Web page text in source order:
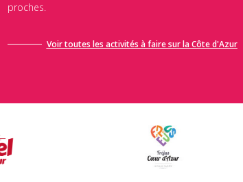
proches.
Voir toutes les activités à faire sur la Côte d'Azur